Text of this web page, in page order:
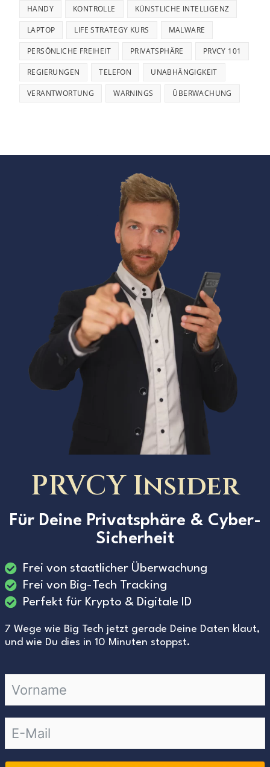
HANDY KONTROLLE KÜNSTLICHE INTELLIGENZ
LAPTOP LIFE STRATEGY KURS MALWARE
PERSÖNLICHE FREIHEIT PRIVATSPHÄRE PRVCY 101
REGIERUNGEN TELEFON UNABHÄNGIGKEIT
VERANTWORTUNG WARNINGS ÜBERWACHUNG
PRVCY Insider
Für Deine Privatsphäre & Cyber-
Sicherheit
Frei von staatlicher Überwachung
Frei von Big-Tech Tracking
Perfekt für Krypto & Digitale ID
7 Wege wie Big Tech jetzt gerade Deine Daten klaut,
und wie Du dies in 10 Minuten stoppst.